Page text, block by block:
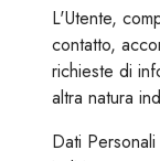
L'Utente,
contatto,
richieste di
altra natura
Dati